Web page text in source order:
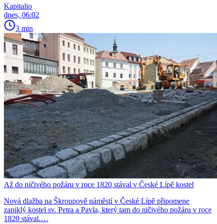
Kapitalio
dnes, 06:02
3 min
Až do ničivého požáru v roce 1820 stával v České Lípě kostel
Nová dlažba na Škroupově náměstí v České Lípě připomene
zaniklý kostel sv. Petra a Pavla, který tam do ničivého požáru v roce
1820 stával.…